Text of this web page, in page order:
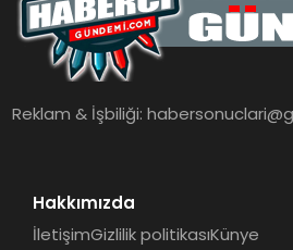
Reklam & İşbiliği:
Hakkımızda
İletişimGizlilik politikasıKünye